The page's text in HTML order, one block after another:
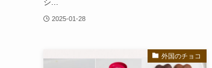
シ...
2025-01-28
外国のチョコ